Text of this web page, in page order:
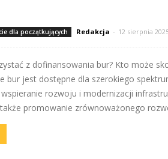
dla początkujących Redakcja - 12 sierpnia
z dofinansowania bur? Kto może
bur jest dostępne dla szerokiego
rozwoju i modernizacji
promowanie zrównoważonego